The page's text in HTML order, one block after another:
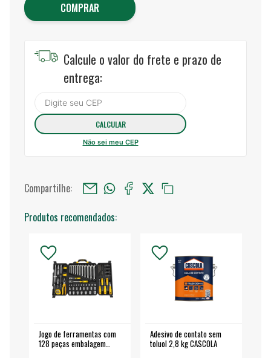
COMPRAR
Calcule o valor do frete e prazo de
entrega:
Não sei meu CEP
Compartilhe:
Produtos recomendados:
Jogo de ferramentas com
128 peças embalagem
Adesivo de contato sem
toluol 2,8 kg CASCOLA